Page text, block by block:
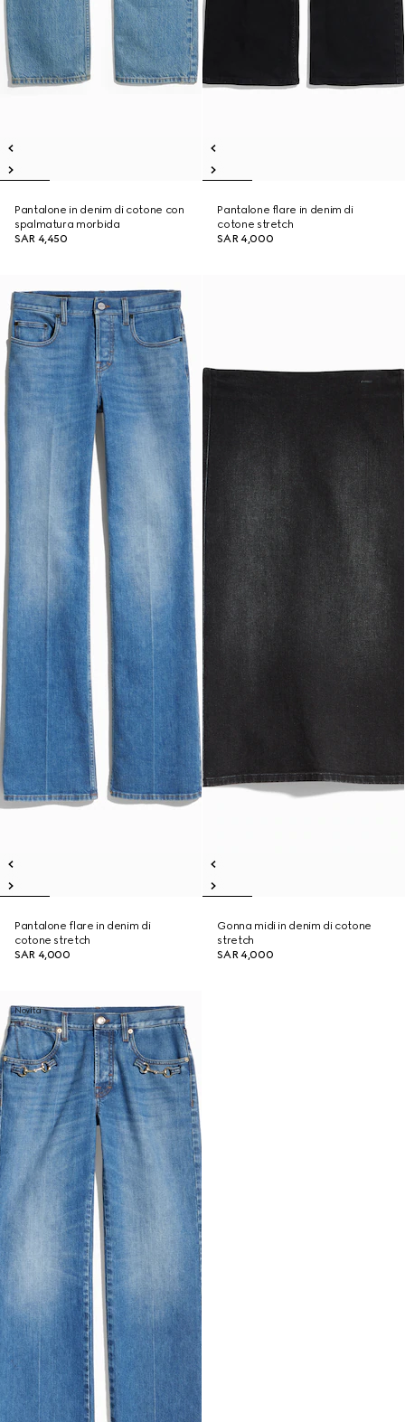
Pantalone in denim di cotone con
spalmatura morbida
SAR 4,450
Pantalone flare in denim di
cotone stretch
SAR 4,000
Pantalone flare in denim di
cotone stretch
SAR 4,000
Gonna midi in denim di cotone
stretch
SAR 4,000
Novità